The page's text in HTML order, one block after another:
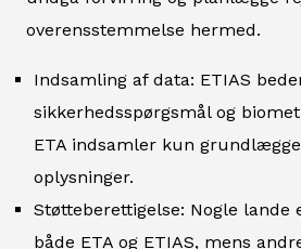
overensstemmelse hermed.
Indsamling af data: ETIAS
sikkerhedsspørgsmål og
ETA indsamler kun
oplysninger.
Støtteberettigelse: Nogle lande
både ETA og ETIAS, mens